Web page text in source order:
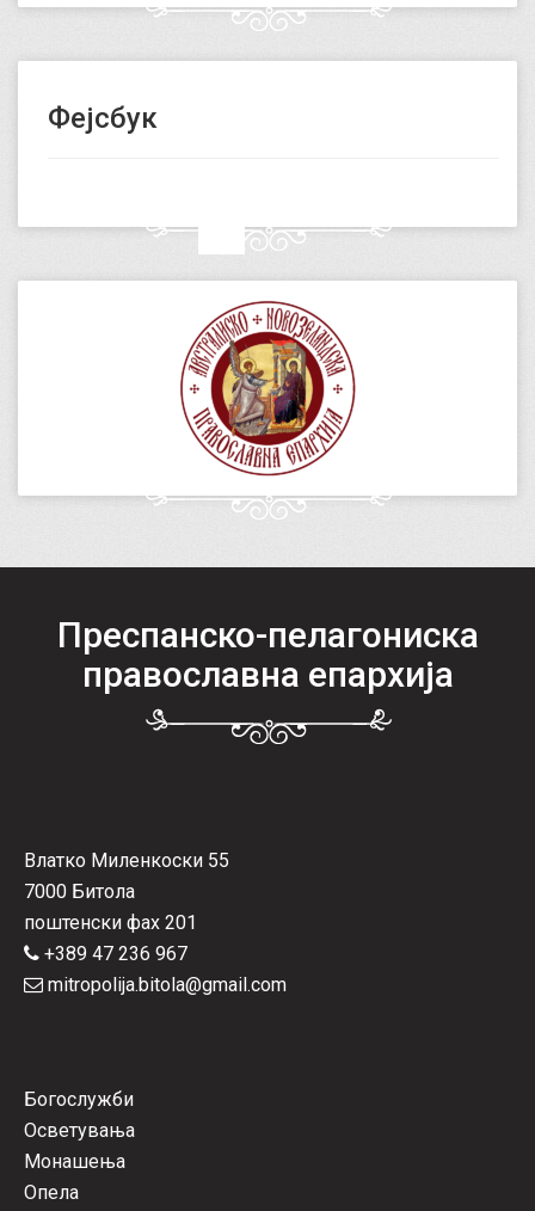
Фејсбук
Преспанско-пелагониска
православна епархија
Влатко Миленкоски 55
7000 Битола
поштенски фах 201
+389 47 236 967
mitropolija.bitola@gmail.com
Богослужби
Осветувања
Монашења
Опела